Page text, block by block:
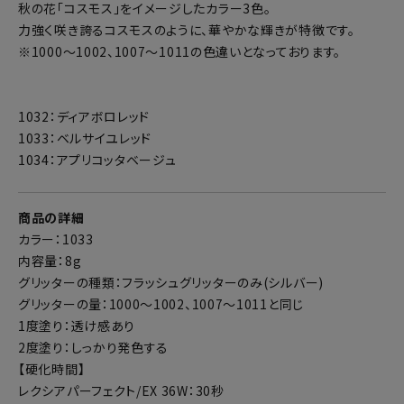
秋の花「コスモス」をイメージしたカラー3色。
力強く咲き誇るコスモスのように、華やかな輝きが特徴です。
※1000～1002、1007～1011の色違いとなっております。
1032：ディアボロレッド
1033：ベルサイユレッド
1034：アプリコッタベージュ
商品の詳細
カラー：1033
内容量：8g
グリッターの種類：フラッシュグリッターのみ(シルバー)
グリッターの量：1000～1002、1007～1011と同じ
1度塗り：透け感あり
2度塗り：しっかり発色する
【硬化時間】
レクシアパーフェクト/EX 36W：30秒